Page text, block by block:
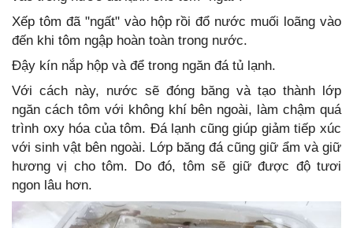
Xếp tôm đã "ngất" vào hộp rồi đổ nước muối loãng vào
đến khi tôm ngập hoàn toàn trong nước.
Đậy kín nắp hộp và để trong ngăn đá tủ lạnh.
Với cách này, nước sẽ đóng băng và tạo thành lớp
ngăn cách tôm với không khí bên ngoài, làm chậm quá
trình oxy hóa của tôm. Đá lạnh cũng giúp giảm tiếp xúc
với sinh vật bên ngoài. Lớp băng đá cũng giữ ẩm và giữ
hương vị cho tôm. Do đó, tôm sẽ giữ được độ tươi
ngon lâu hơn.